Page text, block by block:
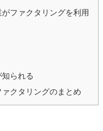
ファクタリングを利用
られる
クタリングのまとめ